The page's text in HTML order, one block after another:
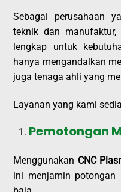
Sebagai perusahaan
teknik dan manufaktur,
lengkap untuk
hanya mengandalkan
juga tenaga ahli yang
Layanan yang kami
Pemotongan
Menggunakan CNC
ini menjamin potongan